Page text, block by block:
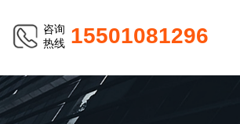
咨询
热线 15501081296